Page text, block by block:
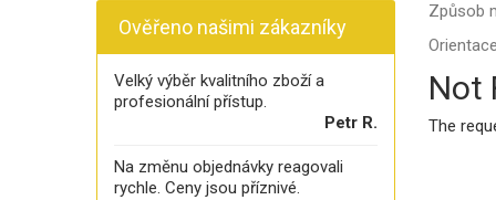
Způsob
Not
The
Ověřeno našimi zákazníky
Velký výběr kvalitního zboží a
profesionální přístup.
Petr R.
Na změnu objednávky reagovali
rychle. Ceny jsou příznivé.